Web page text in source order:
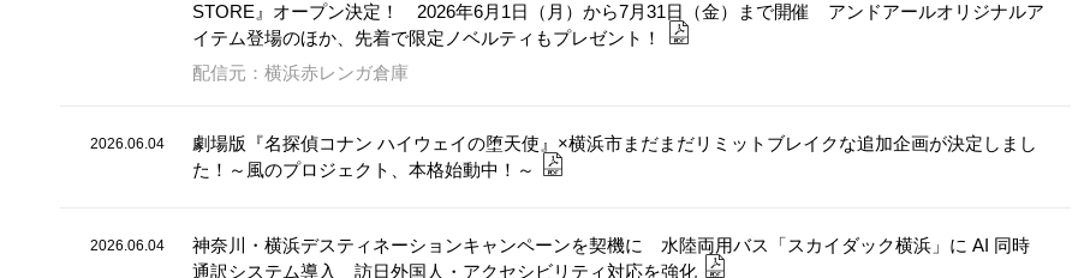
STORE』オープン決定！ 2026年6月1日（月）から7月31日（金）まで開催 アンドアールオリジナルア
イテム登場のほか、先着で限定ノベルティもプレゼント！
配信元：横浜赤レンガ倉庫
2026.06.04
劇場版『名探偵コナン ハイウェイの堕天使』×横浜市まだまだリミットブレイクな追加企画が決定しまし
た！～風のプロジェクト、本格始動中！～
2026.06.04
神奈川・横浜デスティネーションキャンペーンを契機に 水陸両用バス「スカイダック横浜」に AI 同時
通訳システム導入 訪日外国人・アクセシビリティ対応を強化